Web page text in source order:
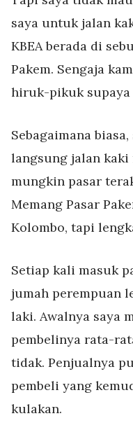
saya untuk jalan
KBEA berada di
Pakem. Sengaja
hiruk-pikuk supaya
Sebagaimana
langsung jalan kaki
mungkin pasar
Memang Pasar
Kolombo, tapi
Setiap kali masuk
jumah perempuan
laki. Awalnya saya
pembelinya rata-
tidak. Penjualnya
pembeli yang
kulakan.